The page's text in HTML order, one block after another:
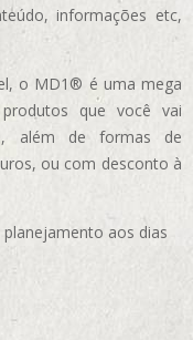
informações etc,
o MD1® é uma mega
que você vai
além de formas de
ou com desconto à
aos dias